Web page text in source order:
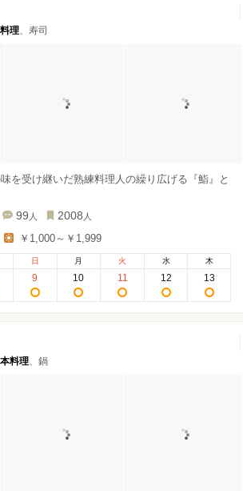
理、寿司
を受け継いだ熟練料理人の繰り広げる『鮨』と
99 人 2008 人
￥1,000～￥1,999
日
9
月
10
火
11
水
12
木
13
本料理、鍋